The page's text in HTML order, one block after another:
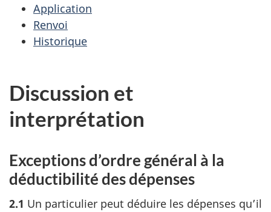
Application
Renvoi
Historique
Discussion et
interprétation
Exceptions d’ordre général à la
déductibilité des dépenses
2.1 Un particulier peut déduire les dépenses qu’il